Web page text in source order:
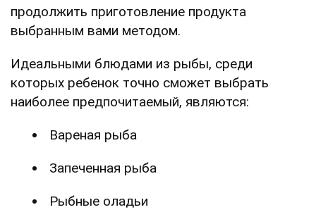
продолжить приготовление продукта
выбранным вами методом.
Идеальными блюдами из рыбы, среди
которых ребенок точно сможет выбрать
наиболее предпочитаемый, являются:
Вареная рыба
Запеченная рыба
Рыбные оладьи